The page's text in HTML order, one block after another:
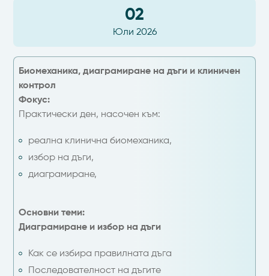
02
Юли 2026
Биомеханика, диаграмиране на дъги и клиничен
контрол
Фокус:
Практически ден, насочен към:
реална клинична биомеханика,
избор на дъги,
диаграмиране,
Основни теми:
Диаграмиране и избор на дъги
Как се избира правилната дъга
Последователност на дъгите